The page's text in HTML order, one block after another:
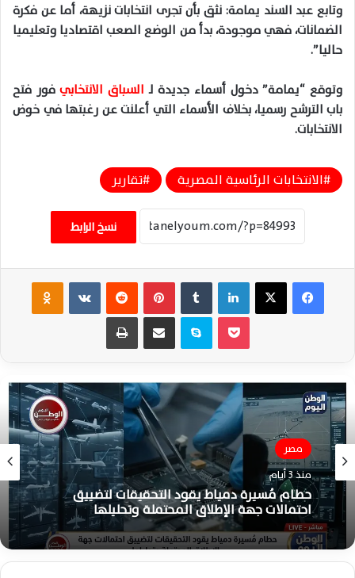
وتابع عبد السند يمامة: نثق بأن تجرى انتخابات نزيهة، أما عن فكرة
الضمانات، فهي موجودة، بدأ من الوضع الصعب اقتصاديا وتعليميا
حاليا”.
وتوقع “يمامة” دخول أسماء جديدة لـ السباق الانتخابيفور فتح
باب الترشح رسميا، بخلاف الأسماء التي أعلنت عن رغبتها في خوض
الانتخابات.
الانتخابات الرئاسية المصرية تقارير
نسخ الرابط
فيسبوك ‫X لينكدإن بينتيريست ‏VKontakte
سكايب مشاركة عبر البريد طباعة
مصر
منذ 3 أيام
حطام مُسيرة دمياط يقود التحقيقات لتضييق
احتمالات جهة الإطلاق المحتملة وتحليلها